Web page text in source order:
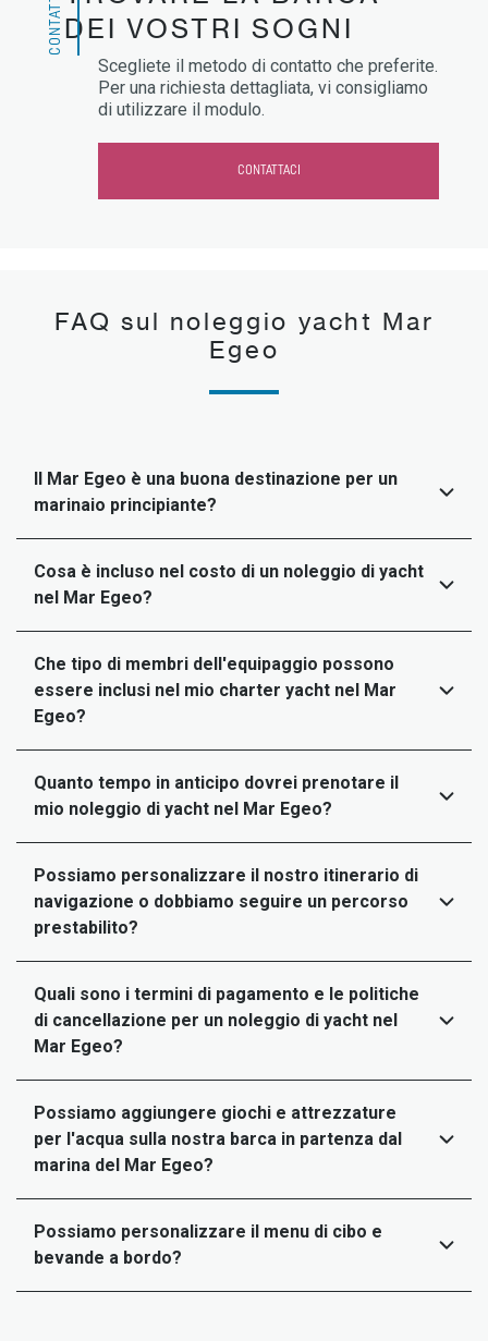
DEI VOSTRI SOGNI
Scegliete il metodo di contatto che preferite.
Per una richiesta dettagliata, vi consigliamo
di utilizzare il modulo.
CONTATTACI
FAQ sul noleggio yacht Mar
Egeo
Il Mar Egeo è una buona destinazione per un
marinaio principiante?
Cosa è incluso nel costo di un noleggio di yacht
nel Mar Egeo?
Che tipo di membri dell'equipaggio possono
essere inclusi nel mio charter yacht nel Mar
Egeo?
Quanto tempo in anticipo dovrei prenotare il
mio noleggio di yacht nel Mar Egeo?
Possiamo personalizzare il nostro itinerario di
navigazione o dobbiamo seguire un percorso
prestabilito?
Quali sono i termini di pagamento e le politiche
di cancellazione per un noleggio di yacht nel
Mar Egeo?
Possiamo aggiungere giochi e attrezzature
per l'acqua sulla nostra barca in partenza dal
marina del Mar Egeo?
Possiamo personalizzare il menu di cibo e
bevande a bordo?